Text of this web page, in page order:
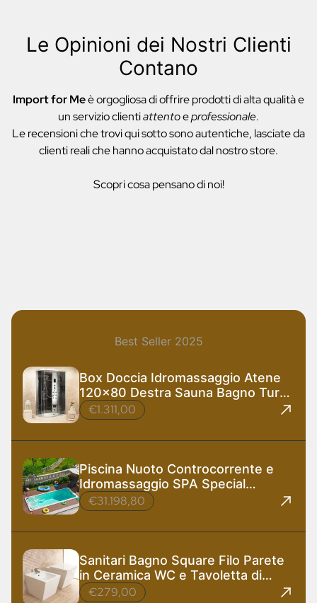
Le Opinioni dei Nostri Clienti
Contano
Import for Meè orgogliosa di offrire prodotti di alta qualità e
un servizio clientiattentoeprofessionale.
Le recensioni che trovi qui sotto sono autentiche, lasciate da
clienti reali che hanno acquistato dal nostro store.
Scopri cosa pensano di noi!
Best Seller 2025
Box Doccia Idromassaggio Atene
120x80 Destra Sauna Bagno Turco
e Ozono
€1.311,00
Piscina Nuoto Controcorrente e
Idromassaggio SPA Special
585x220 cm
€31.198,80
Sanitari Bagno Square Filo Parete
in Ceramica WC e Tavoletta di
Design
€279,00